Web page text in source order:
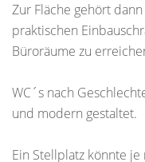
Zur Fläche gehört
praktischen
Büroräume zu
WC´s nach
und modern gestaltet.
Ein Stellplatz könnte